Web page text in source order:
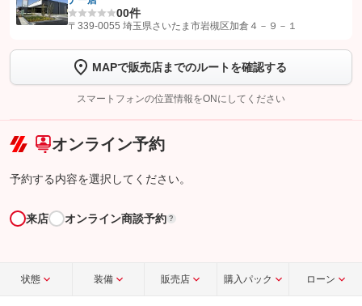
【STEP1】
認証画面でグーネットを友だち追加してから「許可する」ボタンを押
します
【STEP2】 トーク画面で
完了してください。
こちら
00件
〒339-0055 埼玉県さいたま市岩槻区加倉４－９－１
MAPで販売店までのルートを確認する
スマートフォンの位置情報をONにしてください
オンライン予約
予約する内容を選択してください。
来店 オンライン商談予約 ?
状態 装備 販売店 購入パック ローン